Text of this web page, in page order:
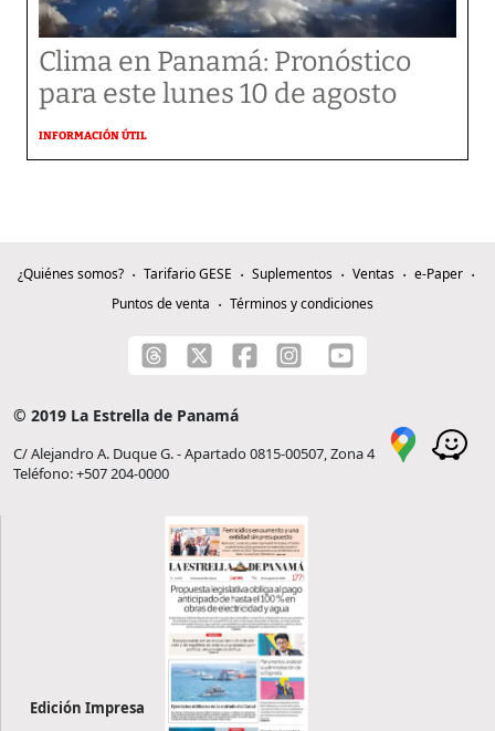
Clima en Panamá: Pronóstico
para este lunes 10 de agosto
INFORMACIÓN ÚTIL
¿Quiénes somos? Tarifario GESE Suplementos Ventas
e-Paper
Puntos de venta
Términos y condiciones
© 2019 La Estrella de Panamá
C/ Alejandro A. Duque G. - Apartado 0815-00507, Zona 4
Teléfono: +507 204-0000
Edición Impresa